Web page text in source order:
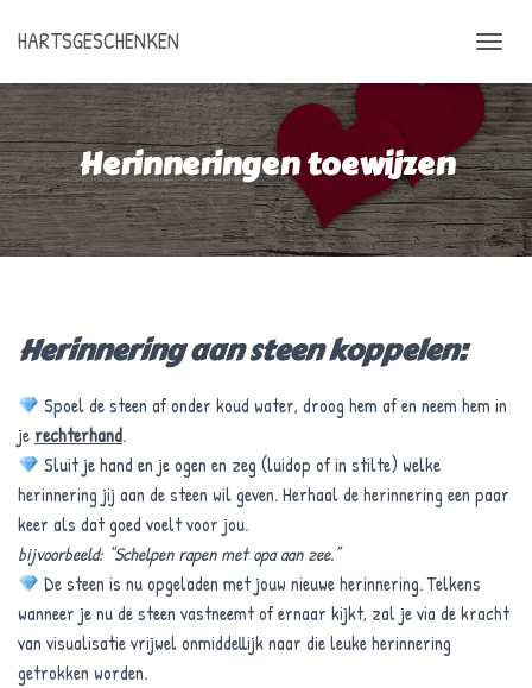
HARTSGESCHENKEN
A
V
I
G
A
T
I
E
A
T
Herinneringen toewijzen
Herinnering aan steen koppelen:
Spoel de steen af onder koud water, droog hem af en neem hem in
je rechterhand.
Sluit je hand en je ogen en zeg (luidop of in stilte) welke
herinnering jij aan de steen wil geven. Herhaal de herinnering een paar
keer als dat goed voelt voor jou.
bijvoorbeeld: “Schelpen rapen met opa aan zee.”
De steen is nu opgeladen met jouw nieuwe herinnering. Telkens
wanneer je nu de steen vastneemt of ernaar kijkt, zal je via de kracht
van visualisatie vrijwel onmiddellijk naar die leuke herinnering
getrokken worden.